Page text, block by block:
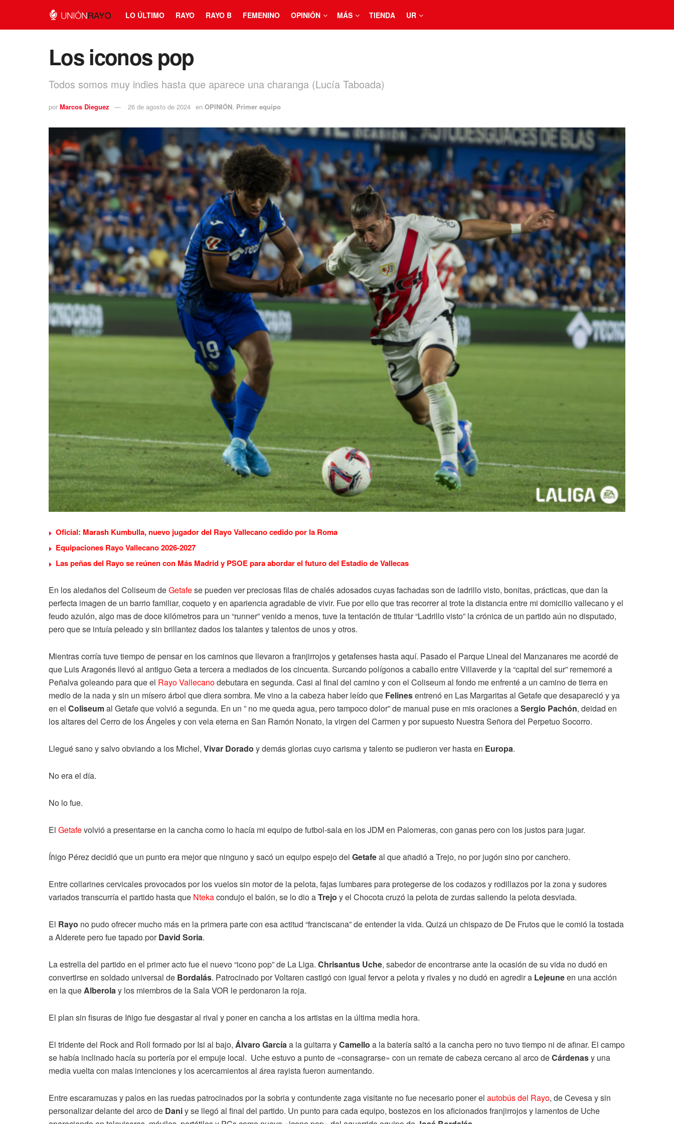
LO ÚLTIMO RAYO RAYO B FEMENINO OPINIÓN MÁS TIENDA UR
Los iconos pop
Todos somos muy indies hasta que aparece una charanga (Lucía Taboada)
por Marcos Dieguez 26 de agosto de 2024 en OPINIÓN, Primer equipo
Oficial: Marash Kumbulla, nuevo jugador del Rayo Vallecano cedido por la Roma
Equipaciones Rayo Vallecano 2026-2027
Las peñas del Rayo se reúnen con Más Madrid y PSOE para abordar el futuro del Estadio de Vallecas
En los aledaños del Coliseum deGetafese pueden ver preciosas filas de chalés adosados cuyas fachadas son de ladrillo visto, bonitas, prácticas, que dan la
perfecta imagen de un barrio familiar, coqueto y en apariencia agradable de vivir. Fue por ello que tras recorrer al trote la distancia entre mi domicilio vallecano y el
feudo azulón, algo mas de doce kilómetros para un “runner” venido a menos, tuve la tentación de titular “Ladrillo visto” la crónica de un partido aún no disputado,
pero que se intuía peleado y sin brillantez dados los talantes y talentos de unos y otros.
Mientras corría tuve tiempo de pensar en los caminos que llevaron a franjirrojos y getafenses hasta aquí. Pasado el Parque Lineal del Manzanares me acordé de
que Luis Aragonés llevó al antiguo Geta a tercera a mediados de los cincuenta. Surcando polígonos a caballo entre Villaverde y la “capital del sur” rememoré a
Peñalva goleando para que el Rayo Vallecanodebutara en segunda. Casi al final del camino y con el Coliseum al fondo me enfrenté a un camino de tierra en
medio de la nada y sin un mísero árbol que diera sombra. Me vino a la cabeza haber leído que Felinesentrenó en Las Margaritas al Getafe que desapareció y ya
en el Coliseumal Getafe que volvió a segunda. En un ” no me queda agua, pero tampoco dolor” de manual puse en mis oraciones aSergio Pachón, deidad en
los altares del Cerro de los Ángeles y con vela eterna en San Ramón Nonato, la virgen del Carmen y por supuesto Nuestra Señora del Perpetuo Socorro.
Llegué sano y salvo obviando a los Michel, Vivar Dorado y demás glorias cuyo carisma y talento se pudieron ver hasta en Europa.
No era el día.
No lo fue.
El Getafevolvió a presentarse en la cancha como lo hacía mi equipo de futbol-sala en los JDM en Palomeras, con ganas pero con los justos para jugar.
Íñigo Pérez decidió que un punto era mejor que ninguno y sacó un equipo espejo del Getafeal que añadió a Trejo, no por jugón sino por canchero.
Entre collarines cervicales provocados por los vuelos sin motor de la pelota, fajas lumbares para protegerse de los codazos y rodillazos por la zona y sudores
variados transcurría el partido hasta que Ntekacondujo el balón, se lo dio aTrejo y el Chocota cruzó la pelota de zurdas saliendo la pelota desviada.
El Rayo no pudo ofrecer mucho más en la primera parte con esa actitud “franciscana” de entender la vida. Quizá un chispazo de De Frutos que le comió la tostada
a Alderete pero fue tapado porDavid Soria.
La estrella del partido en el primer acto fue el nuevo “icono pop” de La Liga. Chrisantus Uche, sabedor de encontrarse ante la ocasión de su vida no dudó en
convertirse en soldado universal de Bordalás. Patrocinado por Voltaren castigó con igual fervor a pelota y rivales y no dudó en agredir a Lejeuneen una acción
en la queAlberolay los miembros de la Sala VOR le perdonaron la roja.
El plan sin fisuras de Iñigo fue desgastar al rival y poner en cancha a los artistas en la última media hora.
El tridente del Rock and Roll formado por Isi al bajo, Álvaro Garcíaa la guitarra yCamello a la batería saltó a la cancha pero no tuvo tiempo ni de afinar. El campo
se había inclinado hacía su portería por el empuje local. Uche estuvo a punto de «consagrarse» con un remate de cabeza cercano al arco deCárdenasy una
media vuelta con malas intenciones y los acercamientos al área rayista fueron aumentando.
Entre escaramuzas y palos en las ruedas patrocinados por la sobria y contundente zaga visitante no fue necesario poner el autobús del Rayo, de Cevesa y sin
personalizar delante del arco de Daniy se llegó al final del partido. Un punto para cada equipo, bostezos en los aficionados franjirrojos y lamentos de Uche